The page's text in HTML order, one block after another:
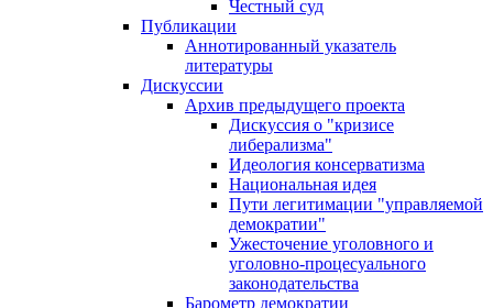
Честный суд
Публикации
Аннотированный указатель
литературы
Дискуссии
Архив предыдущего проекта
Дискуссия о "кризисе
либерализма"
Идеология консерватизма
Национальная идея
Пути легитимации "управляемой
демократии"
Ужесточение уголовного и
уголовно-процесуального
законодательства
Барометр демократии